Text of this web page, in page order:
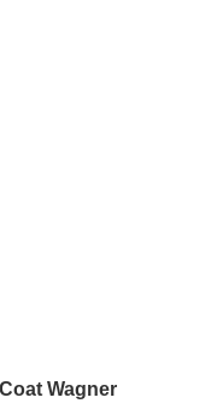
Wagner​